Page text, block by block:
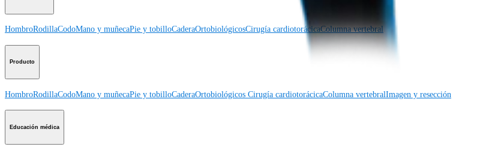
HombroRodillaCodoMano y muñecaPie y tobilloCaderaOrtobiológicosCirugía cardiotorácicaColumna vertebral
Producto
HombroRodillaCodoMano y muñecaPie y tobilloCaderaOrtobiológicos Cirugía cardiotorácicaColumna vertebralImagen y resección
Educación médica